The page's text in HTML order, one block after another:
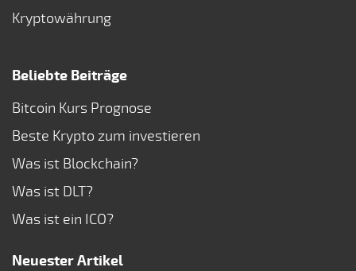
Kryptowährung
Beliebte Beiträge
Bitcoin Kurs Prognose
Beste Krypto zum investieren
Was ist Blockchain?
Was ist DLT?
Was ist ein ICO?
Neuester Artikel